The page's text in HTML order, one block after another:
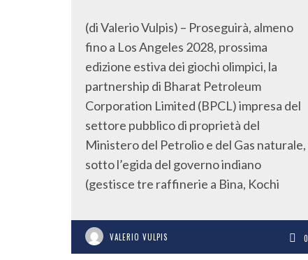
(di Valerio Vulpis) – Proseguirà, almeno
fino a Los Angeles 2028, prossima
edizione estiva dei giochi olimpici, la
partnership di Bharat Petroleum
Corporation Limited (BPCL) impresa del
settore pubblico di proprietà del
Ministero del Petrolio e del Gas naturale,
sotto l’egida del governo indiano
(gestisce tre raffinerie a Bina, Kochi
VALERIO VULPIS 0